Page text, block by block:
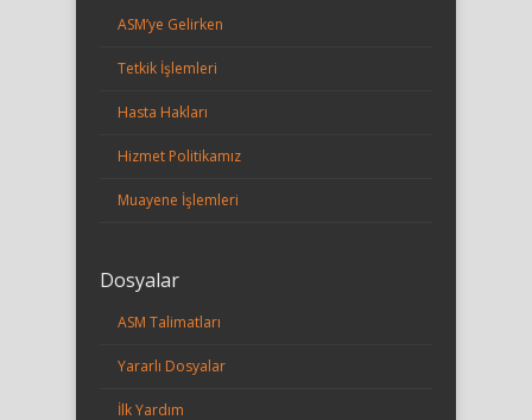
ASM’ye Gelirken
Tetkik İşlemleri
Hasta Hakları
Hizmet Politikamız
Muayene İşlemleri
Dosyalar
ASM Talimatları
Yararlı Dosyalar
İlk Yardım